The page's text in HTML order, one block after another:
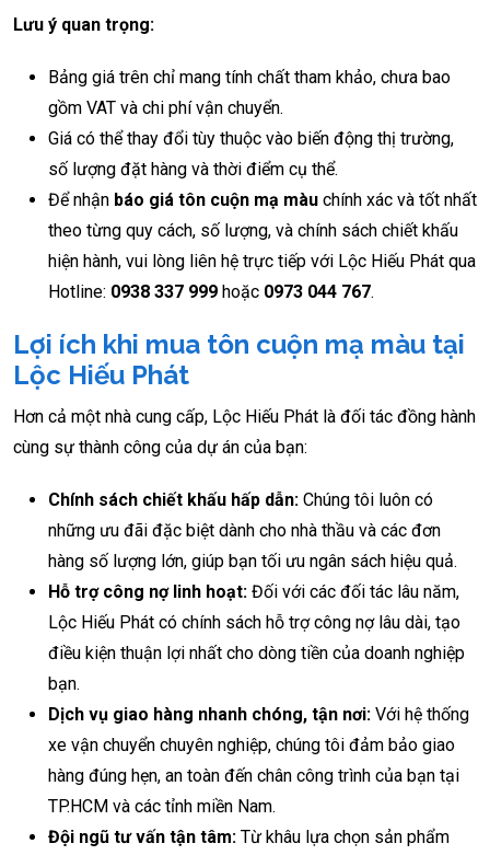
Lưu ý quan trọng:
Bảng giá trên chỉ mang tính chất tham khảo, chưa bao
gồm VAT và chi phí vận chuyển.
Giá có thể thay đổi tùy thuộc vào biến động thị trường,
số lượng đặt hàng và thời điểm cụ thể.
Để nhận báo giá tôn cuộn mạ màu chính xác và tốt nhất
theo từng quy cách, số lượng, và chính sách chiết khấu
hiện hành, vui lòng liên hệ trực tiếp với Lộc Hiếu Phát qua
Hotline: 0938 337 999 hoặc 0973 044 767.
Lợi ích khi mua tôn cuộn mạ màu tại
Lộc Hiếu Phát
Hơn cả một nhà cung cấp, Lộc Hiếu Phát là đối tác đồng hành
cùng sự thành công của dự án của bạn:
Chính sách chiết khấu hấp dẫn: Chúng tôi luôn có
những ưu đãi đặc biệt dành cho nhà thầu và các đơn
hàng số lượng lớn, giúp bạn tối ưu ngân sách hiệu quả.
Hỗ trợ công nợ linh hoạt: Đối với các đối tác lâu năm,
Lộc Hiếu Phát có chính sách hỗ trợ công nợ lâu dài, tạo
điều kiện thuận lợi nhất cho dòng tiền của doanh nghiệp
bạn.
Dịch vụ giao hàng nhanh chóng, tận nơi: Với hệ thống
xe vận chuyển chuyên nghiệp, chúng tôi đảm bảo giao
hàng đúng hẹn, an toàn đến chân công trình của bạn tại
TP.HCM và các tỉnh miền Nam.
Đội ngũ tư vấn tận tâm: Từ khâu lựa chọn sản phẩm